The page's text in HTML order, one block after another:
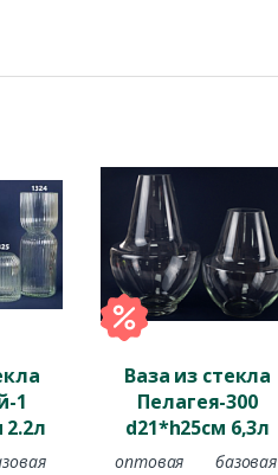
1
2.2л
Ваза из стекла
Пелагея-300
d21*h25см 6,3л
прозрачный
оптовая базовая